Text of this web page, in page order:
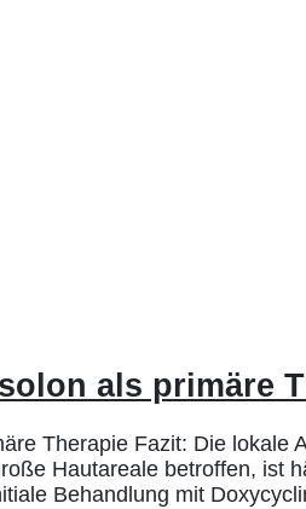
als primäre
Therapie Fazit: Die lokale
Hautareale betroffen, ist
Behandlung mit